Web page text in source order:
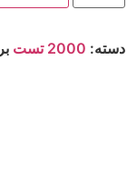
دسته: 2000 تست